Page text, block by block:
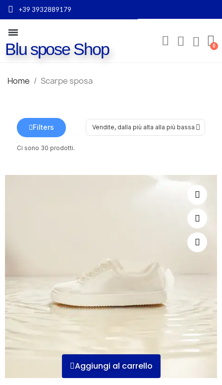
+39 3932889179
Blu spose Shop
Home Scarpe sposa
Ci sono 30 prodotti.
Filters
Aggiungi al carrello